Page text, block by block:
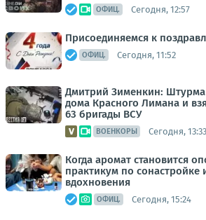
ОФИЦ. Сегодня, 12:57
Присоединяемся к
ОФИЦ. Сегодня, 11:52
Дмитрий Зименкин: Штурма
дома Красного Лимана и
63 бригады ВСУ
ВОЕНКОРЫ Сегодня, 13:33
Когда аромат становится
практикум по сонастройке
вдохновения
ОФИЦ. Сегодня, 15:24